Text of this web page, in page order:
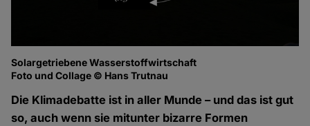
Solargetriebene Wasserstoffwirtschaft
Foto und Collage © Hans Trutnau
Die Klimadebatte ist in aller Munde – und das ist gut
so, auch wenn sie mitunter bizarre Formen